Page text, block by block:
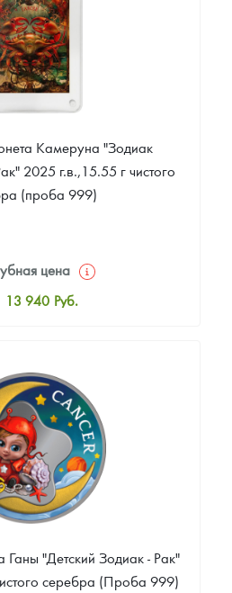
Камеруна "Зодиак
2025 г.в.,15.55 г чистого
(проба 999)
цена
13 940 Руб.
Цена выкупа
Звоните
"Детский Зодиак - Рак"
серебра (Проба 999)